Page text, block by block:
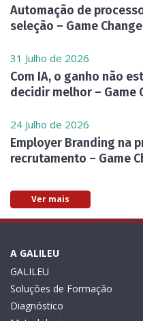
Automação de
seleção – Game
31 Julho de 2026
Com IA, o ganho não
decidir melhor – Game
24 Julho de 2026
Employer Branding na
recrutamento – Game
Ver mais
A GALILEU
GALILEU
Soluções de Formação
Diagnóstico